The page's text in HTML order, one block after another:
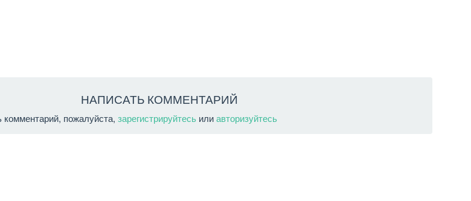
НАПИСАТЬ КОММЕНТАРИЙ
комментарий, пожалуйста,зарегистрируйтесь илиавторизуйтесь